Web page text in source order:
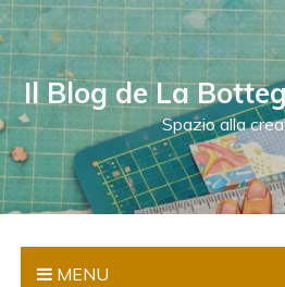
S
a
a
a
l
c
Il Blog de La
Spazio alla
MENU